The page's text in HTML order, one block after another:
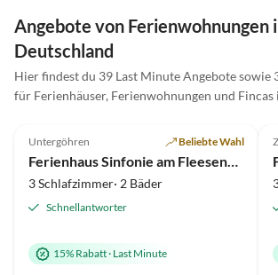
Angebote von Ferienwohnungen
Deutschland
Hier findest du 39 Last Minute Angebote sowie
für Ferienhäuser, Ferienwohnungen und
Untergöhren Beliebte Wahl
Ferienhaus Sinfonie am Fleesensee
3 Schlafzimmer· 2 Bäder
Schnellantworter
15% Rabatt· Last Minute